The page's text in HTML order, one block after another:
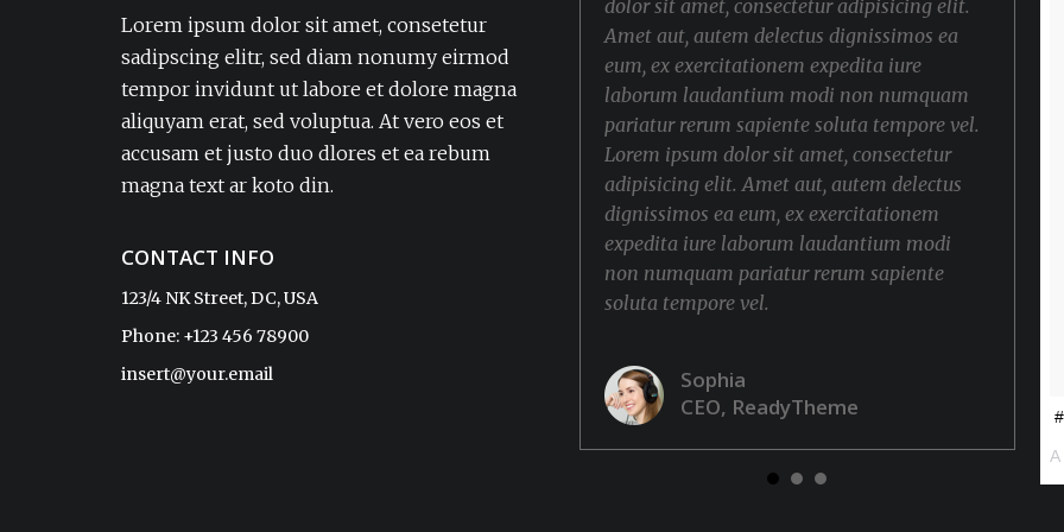
Lorem ipsum dolor sit amet, consetetur
sadipscing elitr, sed diam nonumy eirmod
tempor invidunt ut labore et dolore magna
aliquyam erat, sed voluptua. At vero eos et
accusam et justo duo dlores et ea rebum
magna text ar koto din.
CONTACT INFO
123/4 NK Street, DC, USA
Phone: +123 456 78900
insert@your.email
dignissimos ea eum, ex exercitationem
expedita iure laborum laudantium modi
non numquam pariatur rerum sapiente
soluta tempore vel.Lorem ipsum dolor sit
amet, consectetur adipisicing elit. Amet aut,
autem delectus dignissimos ea eum, ex
Sophia
CEO, ReadyTheme
dolor sit amet, consectetur adipisicing elit.
Amet aut, autem delectus dignissimos ea
eum, ex exercitationem expedita iure
laborum laudantium modi non numquam
pariatur rerum sapiente soluta tempore vel.
Lorem ipsum dolor sit amet, consectetur
adipisicing elit. Amet aut, autem delectus
dignissimos ea eum, ex exercitationem
expedita iure laborum laudantium modi
non numquam pariatur rerum sapiente
soluta tempore vel.
Sophia
CEO, ReadyTheme
A